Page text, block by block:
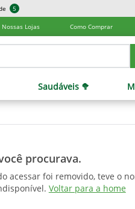
5
Nossas Lojas Como Comprar
Saudáveis 🥦
procurava.
acessar foi removido, teve o
Voltar para a home